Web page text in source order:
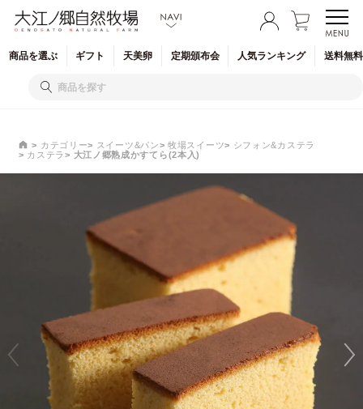
商品を選ぶ ギフト 天美卵 定期頒布会 人気ランキング 送料無
カテゴリー スイーツ&パン 牧場スイーツ
シフォン&カステラ
カステラ
大江ノ郷熟成かすてら(2本入)